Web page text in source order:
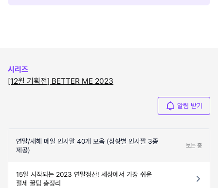
시리즈
[12월 기획전] BETTER ME 2023
알림 받기
연말/새해 메일 인사말 40개 모음 (상황별 인사짤 3종
제공)
보는 중
15일 시작되는 2023 연말정산! 세상에서 가장 쉬운
절세 꿀팁 총정리